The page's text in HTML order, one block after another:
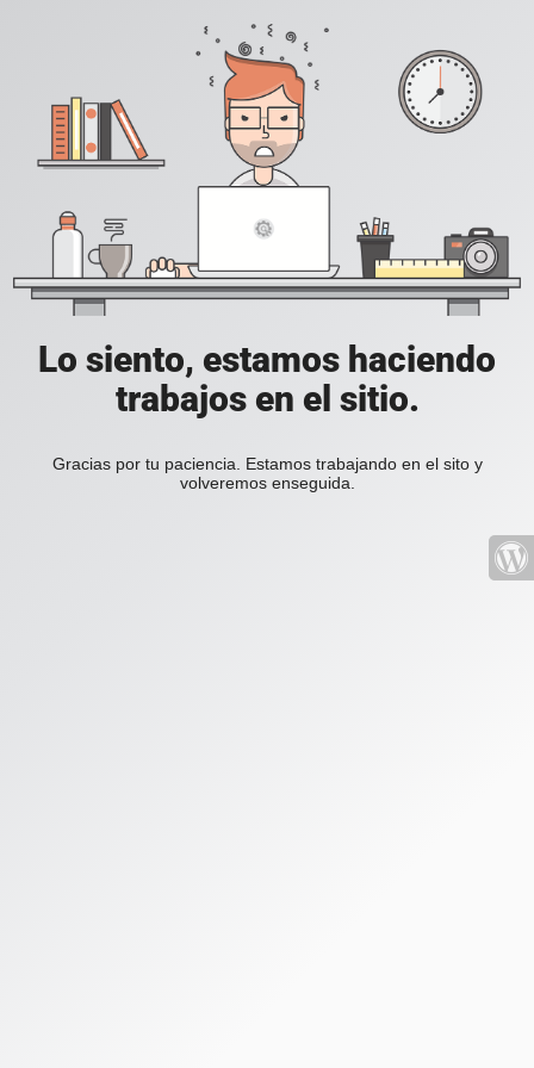
Lo siento, estamos haciendo
trabajos en el sitio.
Gracias por tu paciencia. Estamos trabajando en el sito y
volveremos enseguida.